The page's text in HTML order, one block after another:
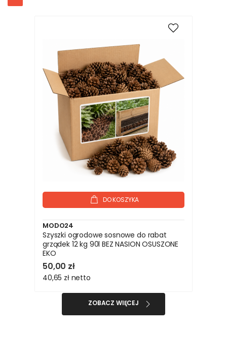
DO KOSZYKA
MODO24
Szyszki ogrodowe sosnowe do rabat
grządek 12 kg 90l BEZ NASION OSUSZONE
EKO
50,00 zł
40,65 zł netto
ZOBACZ WIĘCEJ